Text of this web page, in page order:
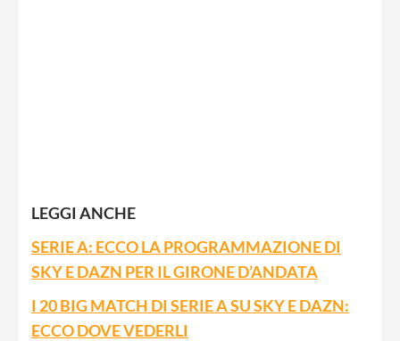
LEGGI ANCHE
SERIE A: ECCO LA PROGRAMMAZIONE DI
SKY E DAZN PER IL GIRONE D’ANDATA
I 20 BIG MATCH DI SERIE A SU SKY E DAZN:
ECCO DOVE VEDERLI